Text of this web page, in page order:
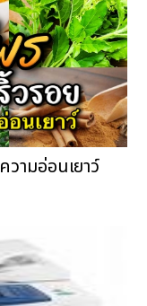
ามอ่อนเยาว์